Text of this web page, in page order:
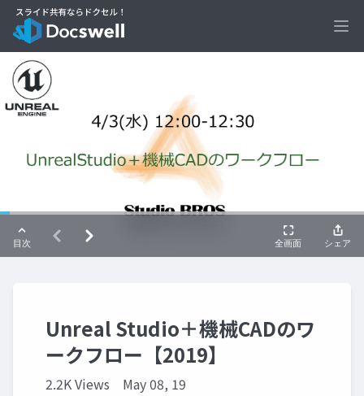
Unreal Studio＋機械CADのワ
ークフロー【2019】
2.2K Views May 08, 19